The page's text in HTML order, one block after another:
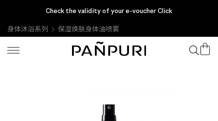
Check the validity of your e-voucher Click
身体沐浴系列
保湿焕肤身体油喷雾